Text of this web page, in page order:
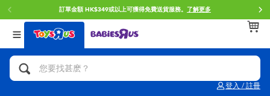
門店自取服務 網上購買並在店內取貨。了解更多
登入 / 註冊
返回
分類目錄
人氣英雄,角色扮演,射擊玩具
返回
品牌
Brunch Brother 早午餐兄弟
返回
年齢
0~2歳